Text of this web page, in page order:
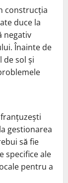
construcția
duce la
negativ
Înainte de
de sol și
gestionarea
să fie
specifice ale
pentru a